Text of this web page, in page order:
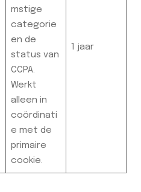
mstige
categorie
en de
status van
CCPA.
Werkt
alleen in
coördinati
e met de
primaire
cookie.
1 jaar